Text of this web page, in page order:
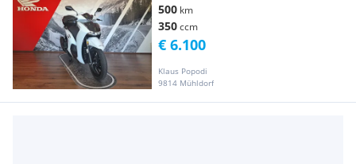
500 km
350ccm
Klaus Popodi
9814 Mühldorf
€ 6.100